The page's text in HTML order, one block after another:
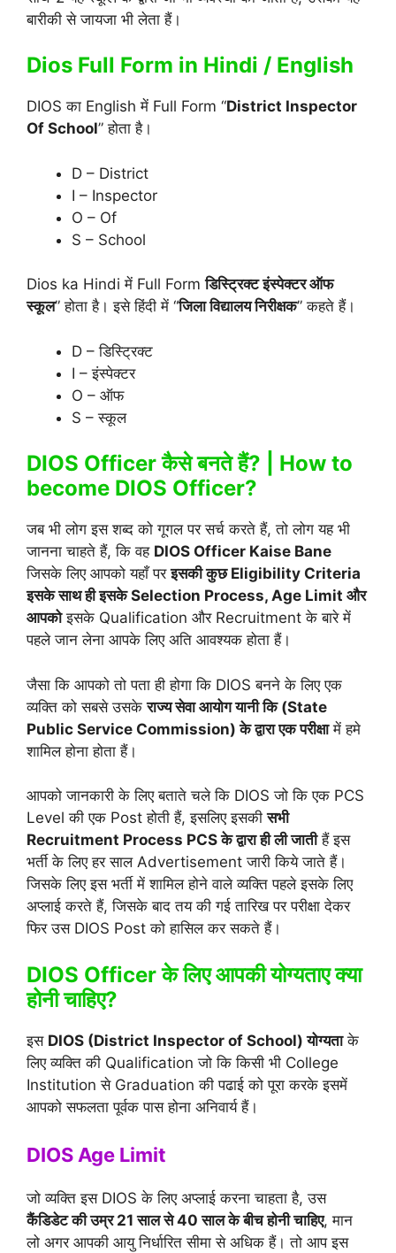
बारीकी से जायजा भी लेता हैं।
Dios Full Form in Hindi / English
DIOS का English में Full Form “District Inspector
Of School” होता है।
D – District
I – Inspector
O – Of
S – School
Dios ka Hindi में Full Formडिस्ट्रिक्ट इंस्पेक्टर ऑफ
स्कूल” होता है। इसे हिंदी में “जिला विद्यालय निरीक्षक” कहते हैं।
D – डिस्ट्रिक्ट
I – इंस्पेक्टर
O – ऑफ
S – स्कूल
DIOS Officer कैसे बनते हैं? | How to
become DIOS Officer?
जब भी लोग इस शब्द को गूगल पर सर्च करते हैं, तो लोग यह भी
जानना चाहते हैं, कि वह DIOS Officer Kaise Bane
जिसके लिए आपको यहाँ परइसकी कुछ Eligibility Criteria
इसके साथ ही इसके Selection Process, Age Limit और
आपकोइसके Qualification और Recruitment के बारे में
पहले जान लेना आपके लिए अति आवश्यक होता हैं।
जैसा कि आपको तो पता ही होगा कि DIOS बनने के लिए एक
व्यक्ति को सबसे उसकेराज्य सेवा आयोग यानी कि (State
Public Service Commission) के द्वारा एक परीक्षामें हमे
शामिल होना होता हैं।
आपको जानकारी के लिए बताते चले कि DIOS जो कि एक PCS
Level की एक Post होती हैं, इसलिए इसकीसभी
Recruitment Process PCS के द्वारा ही ली जातीहैं इस
भर्ती के लिए हर साल Advertisement जारी किये जाते हैं।
जिसके लिए इस भर्ती में शामिल होने वाले व्यक्ति पहले इसके लिए
अप्लाई करते हैं, जिसके बाद तय की गई तारिख पर परीक्षा देकर
फिर उस DIOS Post को हासिल कर सकते हैं।
DIOS Officer के लिए आपकी योग्यताए क्या
होनी चाहिए?
इस DIOS (District Inspector of School) योग्यताके
लिए व्यक्ति की Qualification जो कि किसी भी College
Institution से Graduation की पढाई को पूरा करके इसमें
आपको सफलता पूर्वक पास होना अनिवार्य हैं।
DIOS Age Limit
जो व्यक्ति इस DIOS के लिए अप्लाई करना चाहता है, उस
कैंडिडेट की उम्र 21 साल से 40 साल के बीच होनी चाहिए, मान
लो अगर आपकी आयु निर्धारित सीमा से अधिक हैं। तो आप इस